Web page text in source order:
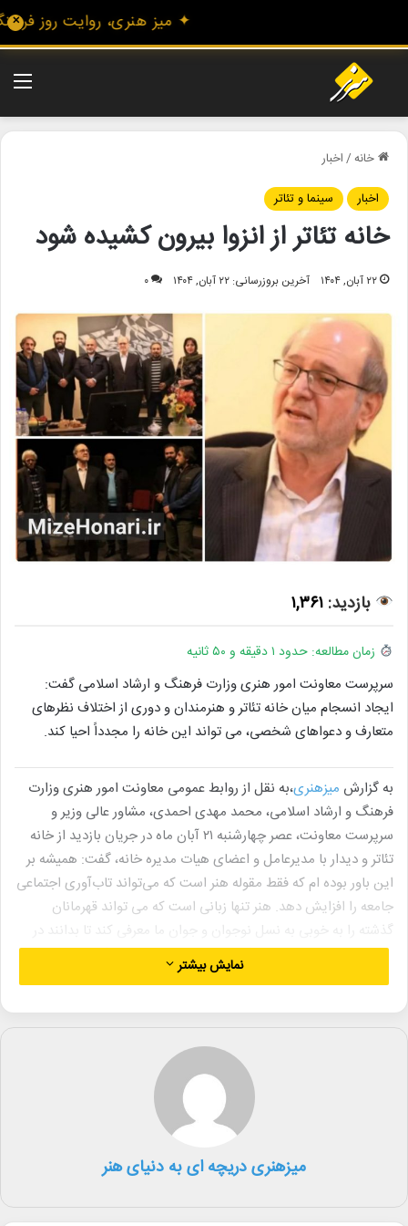
خانه/اخبار
اخبار
سینما و تئاتر
خانه تئاتر از انزوا بیرون کشیده شود
۲۲ آبان, ۱۴۰۴ آخرین بروزرسانی: ۲۲ آبان, ۱۴۰۴ ۰
بازدید:۱,۳۶۱
زمان مطالعه: حدود ۱ دقیقه و ۵۰ ثانیه
سرپرست معاونت امور هنری وزارت فرهنگ و ارشاد اسلامی گفت:
ایجاد انسجام میان خانه تئاتر و هنرمندان و دوری از اختلاف نظرهای
متعارف و دعواهای شخصی، می تواند این خانه را مجدداً احیا کند.
به گزارش میزهنری،به نقل از روابط عمومی معاونت امور هنری وزارت
فرهنگ و ارشاد اسلامی، محمد مهدی احمدی، مشاور عالی وزیر و
سرپرست معاونت، عصر چهارشنبه ۲۱ آبان ماه در جریان بازدید از خانه
تئاتر و دیدار با مدیرعامل و اعضای هیات مدیره خانه، گفت: همیشه بر
این باور بوده ام که فقط مقوله هنر است که می‌تواند تاب‌آوری اجتماعی
جامعه را افزایش دهد. هنر تنها زبانی است که می تواند قهرمانان
گذشته را به خوبی به نسل نوجوان و جوان ما معرفی کند تا بدانند در
شرایط حساس، ایران ما چگونه بحران ها را پشت سر گذاشته و با
افتخار تا به امروز پیش آمده‌ است.
او افزود: همه رشته های هنری ارزشمند و قابل احترام هستند ولی به
باور من هنر تئاتر و سینما اثر بیشتری بر مخاطب دارند. برخی دیالوگ
های یک اثر نمایشی یا سینمایی گاهی می‌تواند به اندازه یک کتاب
تامل برانگیز و موثر باشد. البته این یک واقعیت است که امروز موفق
ترین هنرمندان ما در عرصه سینما، کسانی هستند که از خاستگاه تئاتر
موفق تر در سینما، تربیت می‌کند.
احمدی تصریح کرد: این بدان معنا نیست که در بین رشته های مختلف
نمایش بیشتر
میزهنری دریچه ای به دنیای هنر
✕ ✦ میز هنری، روایت روز